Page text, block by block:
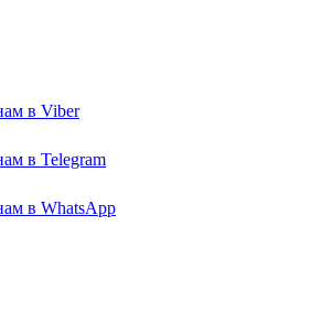
в Viber
в Telegram
в WhatsApp